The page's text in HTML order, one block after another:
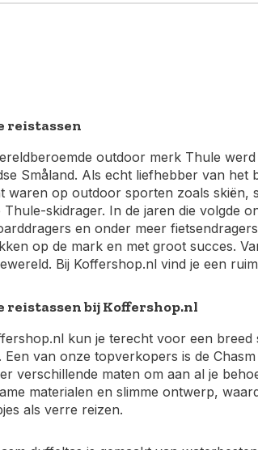
reistassen
outdoor merk Thule
Småland. Als echt liefhebber van
waren op outdoor sporten zoals skiën,
Thule-skidrager. In de jaren die volgde
en onder meer
op de mark en met groot succes.
Bij Koffershop.nl vind je een
reistassen bij Koffershop.nl
kun je terecht voor een
Een van onze topverkopers is de
verschillende maten om aan al je
materialen en slimme ontwerp,
als verre reizen.